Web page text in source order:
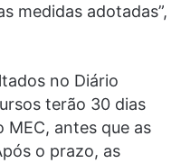
medidas adotadas”,
no Diário
terão 30 dias
MEC, antes que as
o prazo, as